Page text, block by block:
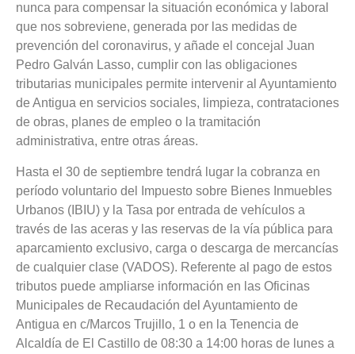
nunca para compensar la situación económica y laboral
que nos sobreviene, generada por las medidas de
prevención del coronavirus, y añade el concejal Juan
Pedro Galván Lasso, cumplir con las obligaciones
tributarias municipales permite intervenir al Ayuntamiento
de Antigua en servicios sociales, limpieza, contrataciones
de obras, planes de empleo o la tramitación
administrativa, entre otras áreas.
Hasta el 30 de septiembre tendrá lugar la cobranza en
período voluntario del Impuesto sobre Bienes Inmuebles
Urbanos (IBIU) y la Tasa por entrada de vehículos a
través de las aceras y las reservas de la vía pública para
aparcamiento exclusivo, carga o descarga de mercancías
de cualquier clase (VADOS). Referente al pago de estos
tributos puede ampliarse información en las Oficinas
Municipales de Recaudación del Ayuntamiento de
Antigua en c/Marcos Trujillo, 1 o en la Tenencia de
Alcaldía de El Castillo de 08:30 a 14:00 horas de lunes a